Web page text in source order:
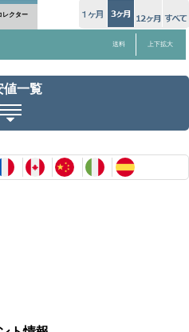
レクター
送料 上下拡大
値一覧